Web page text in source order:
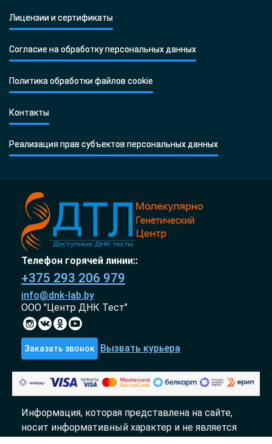
Лицензии и сертификаты
Согласие на обработку персональных данных
Политика обработки файлов cookie
Контакты
Реализация прав субъектов персональных данных
Телефон горячей линии::
+375 293 206 979
info@dnk-lab.by
ООО "Центр ДНК Тест"
Заказать звонок Вызвать курьера
Информация, которая представлена на сайте,
носит информативный характер и не является